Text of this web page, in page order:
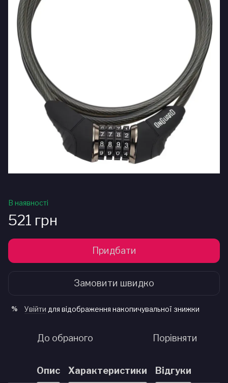
В наявності
521 грн
Придбати
Замовити швидко
% Увійти для відображення накопичувальної знижки
До обраного Порівняти
Опис Характеристики Відгуки